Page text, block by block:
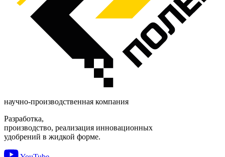
научно-производственная компания
Разработка,
производство, реализация инновационных
удобрений в жидкой форме.